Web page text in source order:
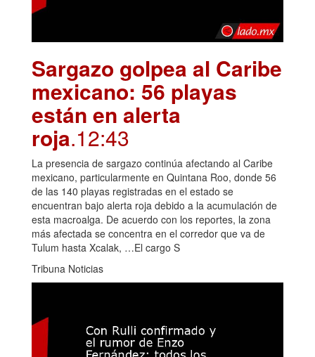
Sargazo golpea al Caribe
mexicano: 56 playas
están en alerta
roja.12:43
La presencia de sargazo continúa afectando al Caribe
mexicano, particularmente en Quintana Roo, donde 56
de las 140 playas registradas en el estado se
encuentran bajo alerta roja debido a la acumulación de
esta macroalga. De acuerdo con los reportes, la zona
más afectada se concentra en el corredor que va de
Tulum hasta Xcalak, …El cargo S
Tribuna Noticias